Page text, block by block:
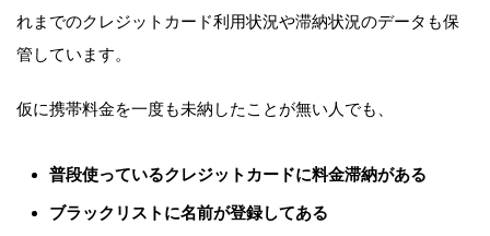
れまでのクレジットカード利用状況や滞納状況のデータも保
管しています。
仮に携帯料金を一度も未納したことが無い人でも、
普段使っているクレジットカードに料金滞納がある
ブラックリストに名前が登録してある